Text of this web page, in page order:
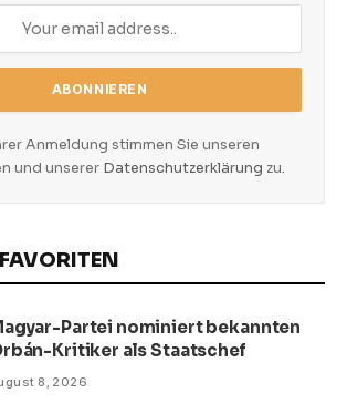
Anmeldung stimmen Sie unseren
und unserer Datenschutzerklärung zu.
Partei nominiert bekannten
Kritiker als Staatschef
8, 2026